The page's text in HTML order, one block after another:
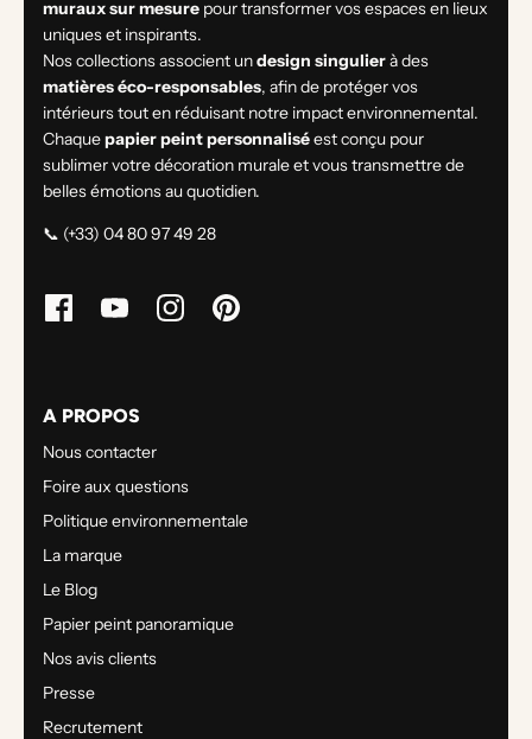
muraux sur mesure pour transformer vos espaces en lieux
uniques et inspirants.
Nos collections associent undesign singulierà des
matières éco-responsables, afin de protéger vos
intérieurs tout en réduisant notre impact environnemental.
Chaquepapier peint personnaliséest conçu pour
sublimer votre décoration murale et vous transmettre de
belles émotions au quotidien.
📞 (+33) 04 80 97 49 28
A PROPOS
Nous contacter
Foire aux questions
Politique environnementale
La marque
Le Blog
Papier peint panoramique
Nos avis clients
Presse
Recrutement